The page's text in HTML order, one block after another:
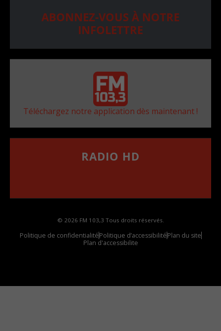
ABONNEZ-VOUS À NOTRE
INFOLETTRE
Téléchargez notre application dès maintenant !
RADIO HD
© 2026 FM 103,3 Tous droits réservés.
Politique de confidentialitéPolitique d’accessibilitéPlan du site
Plan d'accessibilite